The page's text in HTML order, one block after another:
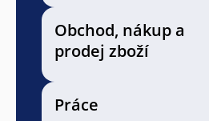
Obchod, nákup a
prodej zboží
Práce